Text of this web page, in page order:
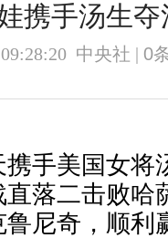
携手汤生
中央社 | 0
手美国女将
落二击败哈
尼奇，顺利